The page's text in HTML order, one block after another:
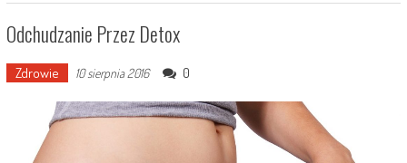
Odchudzanie Przez Detox
Zdrowie 10 sierpnia 2016 0